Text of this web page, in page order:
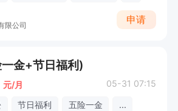
限公司
申请
金+节日福利)
元/月 05-31 07:15
节日福利 五险一金 ...